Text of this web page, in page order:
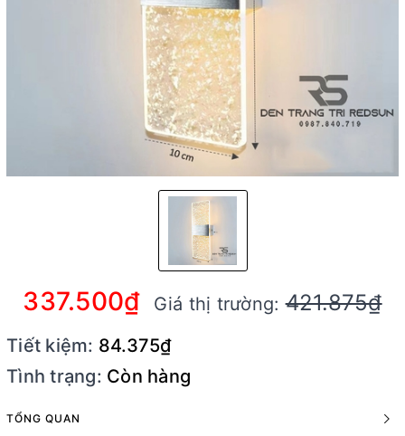
337.500₫ Giá thị trường:421.875₫
Tiết kiệm: 84.375₫
Tình trạng: Còn hàng
TỔNG QUAN